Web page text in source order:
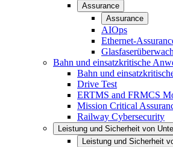
Assurance
Assurance
AIOps
Ethernet-
Bahn und einsatzkritische
Bahn und
Drive Test
ERTMS and FRMCS
Mission Critical
Railway Cybersecurity
Leistung und Sicherheit von
Leistung und Sicherheit